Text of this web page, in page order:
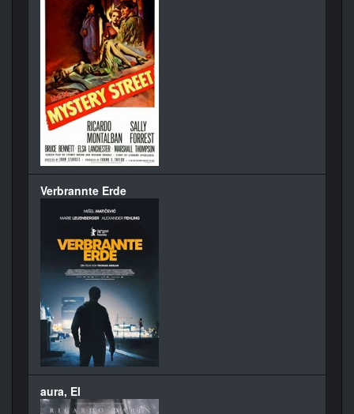
Verbrannte Erde
aura, El